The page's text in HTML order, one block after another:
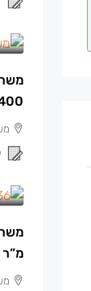
1400
מ”ר